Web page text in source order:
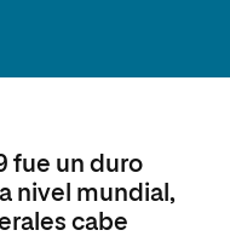
fue un duro
nivel mundial,
cabe